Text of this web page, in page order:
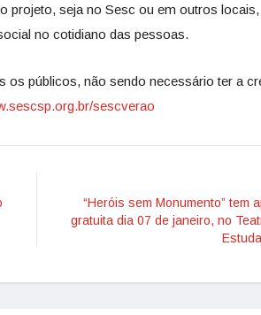
projeto, seja no Sesc ou em outros locais,
no cotidiano das pessoas.
os públicos, não sendo necessário ter a
sescverao
“Heróis sem Monumento” tem
gratuita dia 07 de janeiro, no